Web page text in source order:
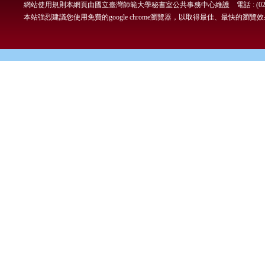
本網頁由國立臺灣師範大學秘書室公共事務中心維護 電話 :
網站使用規則
本站強烈建議您使用免費的google chrome瀏覽器，以取得最佳、最快的瀏覽